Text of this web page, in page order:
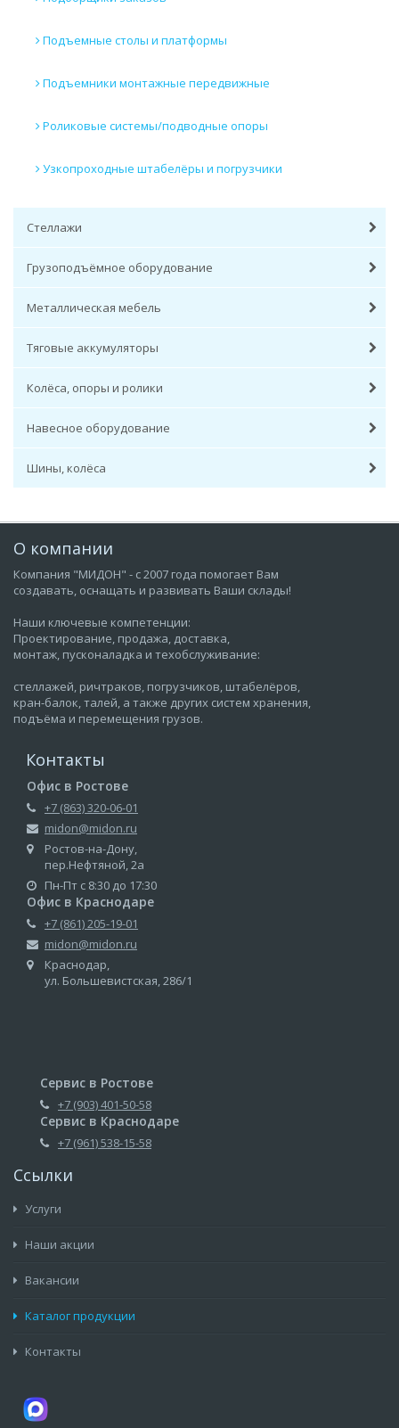
Подъемные столы и платформы
Подъемники монтажные передвижные
Роликовые системы/подводные опоры
Узкопроходные штабелёры и погрузчики
Стеллажи
Грузоподъёмное оборудование
Металлическая мебель
Тяговые аккумуляторы
Колёса, опоры и ролики
Навесное оборудование
Шины, колёса
О компании
Компания "МИДОН" - с 2007 года помогает Вам
создавать, оснащать и развивать Ваши склады!
Наши ключевые компетенции:
Проектирование, продажа, доставка,
монтаж, пусконаладка и техобслуживание:
стеллажей, ричтраков, погрузчиков, штабелёров,
кран-балок, талей, а также других систем хранения,
подъёма и перемещения грузов.
Контакты
Офис в Ростове
+7 (863) 320-06-01
midon@midon.ru
Ростов-на-Дону,
пер.Нефтяной, 2а
Пн-Пт с 8:30 до 17:30
Офис в Краснодаре
+7 (861) 205-19-01
midon@midon.ru
Краснодар,
ул. Большевистская, 286/1
Сервис в Ростове
+7 (903) 401-50-58
Сервис в Краснодаре
+7 (961) 538-15-58
Ссылки
Услуги
Наши акции
Вакансии
Каталог продукции
Контакты